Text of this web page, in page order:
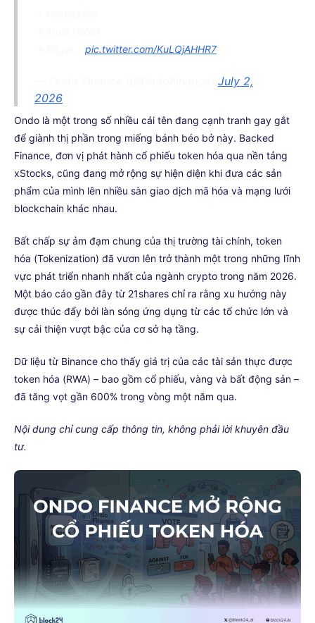
pic.twitter.com/KuLQjAHHR7
July 2,
2026
Ondo là một trong số nhiều cái tên đang cạnh tranh gay gắt
để giành thị phần trong miếng bánh béo bở này. Backed
Finance, đơn vị phát hành cổ phiếu token hóa qua nền tảng
xStocks, cũng đang mở rộng sự hiện diện khi đưa các sản
phẩm của mình lên nhiều sàn giao dịch mã hóa và mạng lưới
blockchain khác nhau.
Bất chấp sự ảm đạm chung của thị trường tài chính, token
hóa (Tokenization) đã vươn lên trở thành một trong những lĩnh
vực phát triển nhanh nhất của ngành crypto trong năm 2026.
Một báo cáo gần đây từ 21shares chỉ ra rằng xu hướng này
được thúc đẩy bởi làn sóng ứng dụng từ các tổ chức lớn và
sự cải thiện vượt bậc của cơ sở hạ tầng.
Dữ liệu từ Binance cho thấy giá trị của các tài sản thực được
token hóa (RWA) – bao gồm cổ phiếu, vàng và bất động sản –
đã tăng vọt gần 600% trong vòng một năm qua.
Nội dung chỉ cung cấp thông tin, không phải lời khuyên đầu
tư.